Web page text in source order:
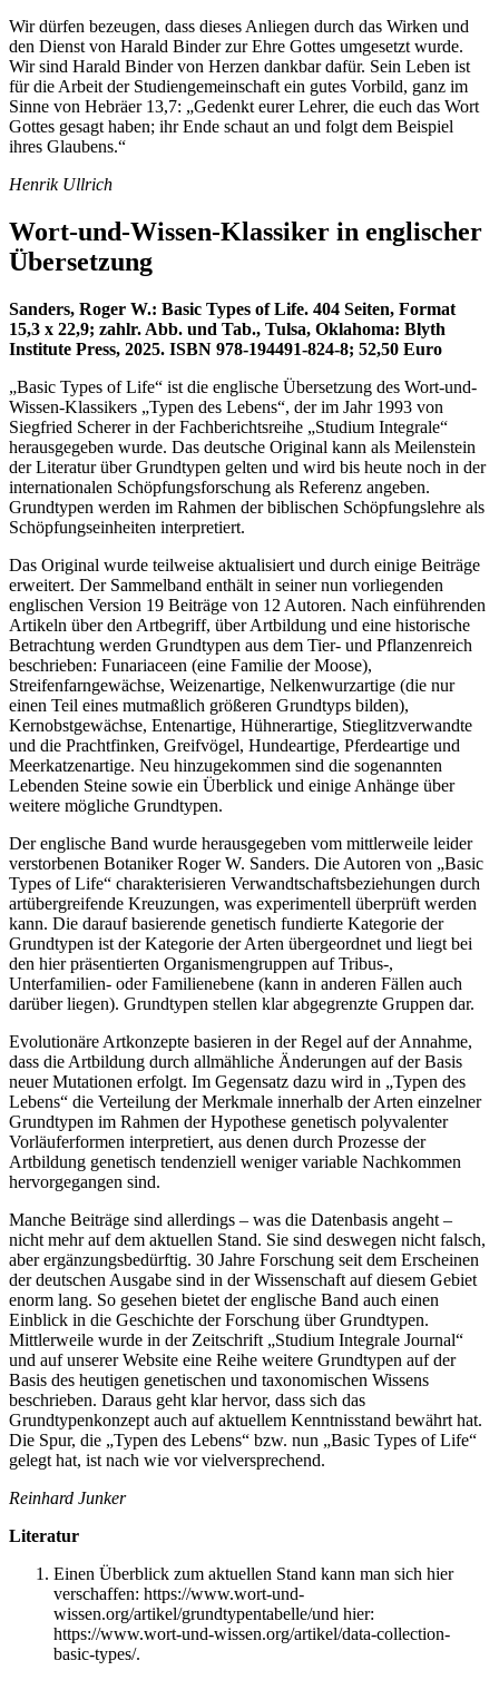
Wir dürfen bezeugen, dass dieses Anliegen durch das Wirken und
den Dienst von Harald Binder zur Ehre Gottes umgesetzt wurde.
Wir sind Harald Binder von Herzen dankbar dafür. Sein Leben ist
für die Arbeit der Studiengemeinschaft ein gutes Vorbild, ganz im
Sinne von Hebräer 13,7: „Gedenkt eurer Lehrer, die euch das Wort
Gottes gesagt haben; ihr Ende schaut an und folgt dem Beispiel
ihres Glaubens.“
Henrik Ullrich
Wort-und-Wissen-Klassiker in englischer
Übersetzung
Sanders, Roger W.: Basic Types of Life. 404 Seiten, Format
15,3 x 22,9; zahlr. Abb. und Tab., Tulsa, Oklahoma: Blyth
Institute Press, 2025. ISBN 978-194491-824-8; 52,50 Euro
„Basic Types of Life“ ist die englische Übersetzung des Wort-und-
Wissen-Klassikers „Typen des Lebens“, der im Jahr 1993 von
Siegfried Scherer in der Fachberichtsreihe „Studium Integrale“
herausgegeben wurde. Das deutsche Original kann als Meilenstein
der Literatur über Grundtypen gelten und wird bis heute noch in der
internationalen Schöpfungsforschung als Referenz angeben.
Grundtypen werden im Rahmen der biblischen Schöpfungslehre als
Schöpfungseinheiten interpretiert.
Das Original wurde teilweise aktualisiert und durch einige Beiträge
erweitert. Der Sammelband enthält in seiner nun vorliegenden
englischen Version 19 Beiträge von 12 Autoren. Nach einführenden
Artikeln über den Artbegriff, über Artbildung und eine historische
Betrachtung werden Grundtypen aus dem Tier- und Pflanzenreich
beschrieben: Funariaceen (eine Familie der Moose),
Streifenfarngewächse, Weizenartige, Nelkenwurzartige (die nur
einen Teil eines mutmaßlich größeren Grundtyps bilden),
Kernobstgewächse, Entenartige, Hühnerartige, Stieglitzverwandte
und die Prachtfinken, Greifvögel, Hundeartige, Pferdeartige und
Meerkatzenartige. Neu hinzugekommen sind die sogenannten
Lebenden Steine sowie ein Überblick und einige Anhänge über
weitere mögliche Grundtypen.
Der englische Band wurde herausgegeben vom mittlerweile leider
verstorbenen Botaniker Roger W. Sanders. Die Autoren von „Basic
Types of Life“ charakterisieren Verwandtschaftsbeziehungen durch
artübergreifende Kreuzungen, was experimentell überprüft werden
kann. Die darauf basierende genetisch fundierte Kategorie der
Grundtypen ist der Kategorie der Arten übergeordnet und liegt bei
den hier präsentierten Organismengruppen auf Tribus-,
Unterfamilien- oder Familienebene (kann in anderen Fällen auch
darüber liegen). Grundtypen stellen klar abgegrenzte Gruppen dar.
Evolutionäre Artkonzepte basieren in der Regel auf der Annahme,
dass die Artbildung durch allmähliche Änderungen auf der Basis
neuer Mutationen erfolgt. Im Gegensatz dazu wird in „Typen des
Lebens“ die Verteilung der Merkmale innerhalb der Arten einzelner
Grundtypen im Rahmen der Hypothese genetisch polyvalenter
Vorläuferformen interpretiert, aus denen durch Prozesse der
Artbildung genetisch tendenziell weniger variable Nachkommen
hervorgegangen sind.
Manche Beiträge sind allerdings – was die Datenbasis angeht –
nicht mehr auf dem aktuellen Stand. Sie sind deswegen nicht falsch,
aber ergänzungsbedürftig. 30 Jahre Forschung seit dem Erscheinen
der deutschen Ausgabe sind in der Wissenschaft auf diesem Gebiet
enorm lang. So gesehen bietet der englische Band auch einen
Einblick in die Geschichte der Forschung über Grundtypen.
Mittlerweile wurde in der Zeitschrift „Studium Integrale Journal“
und auf unserer Website eine Reihe weitere Grundtypen auf der
Basis des heutigen genetischen und taxonomischen Wissens
beschrieben. Daraus geht klar hervor, dass sich das
Grundtypenkonzept auch auf aktuellem Kenntnisstand bewährt hat.
Die Spur, die „Typen des Lebens“ bzw. nun „Basic Types of Life“
gelegt hat, ist nach wie vor vielversprechend.
Reinhard Junker
Literatur
Einen Überblick zum aktuellen Stand kann man sich hier
verschaffen: https://www.wort-und-
wissen.org/artikel/grundtypentabelle/und hier:
https://www.wort-und-wissen.org/artikel/data-collection-
basic-types/.